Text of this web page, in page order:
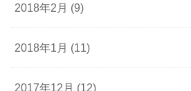
2018年2月 (9)
2018年1月 (11)
2017年12月 (12)